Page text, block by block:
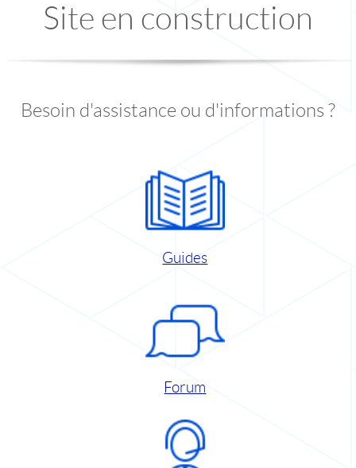
Site en construction
Besoin d'assistance ou d'informations ?
Guides
Forum